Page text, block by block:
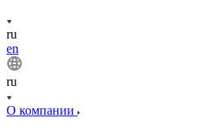
ru
en
ru
О компании